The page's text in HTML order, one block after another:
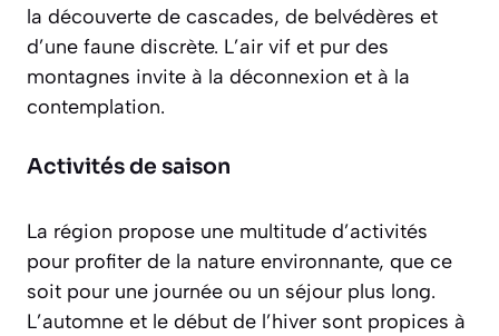
la découverte de cascades, de belvédères et
d’une faune discrète. L’air vif et pur des
montagnes invite à la déconnexion et à la
contemplation.
Activités de saison
La région propose une multitude d’activités
pour profiter de la nature environnante, que ce
soit pour une journée ou un séjour plus long.
L’automne et le début de l’hiver sont propices à